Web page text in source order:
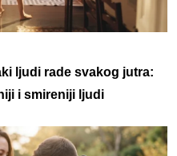
ljudi rade svakog jutra:
i smireniji ljudi